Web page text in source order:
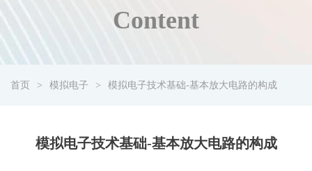
Content
首页 模拟电子 模拟电子技术基础-基本放大电路的构成
模拟电子技术基础-基本放大电路的构成